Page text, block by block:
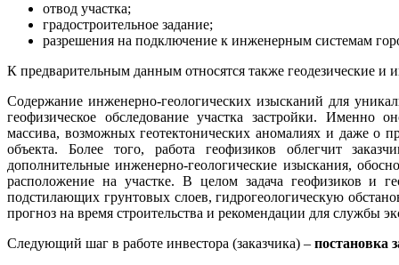
отвод участка;
градостроительное задание;
разрешения на подключение к инженерным системам
К предварительным данным относятся также геодезические и
Содержание инженерно-геологических изысканий для
геофизическое обследование участка застройки. Именно
массива, возможных геотектонических аномалиях и даже о
объекта. Более того, работа геофизиков облегчит
дополнительные инженерно-геологические изыскания,
расположение на участке. В целом задача геофизиков и
подстилающих грунтовых слоев, гидрогеологическую
прогноз на время строительства и рекомендации для службы
Следующий шаг в работе инвестора (заказчика) – постановка